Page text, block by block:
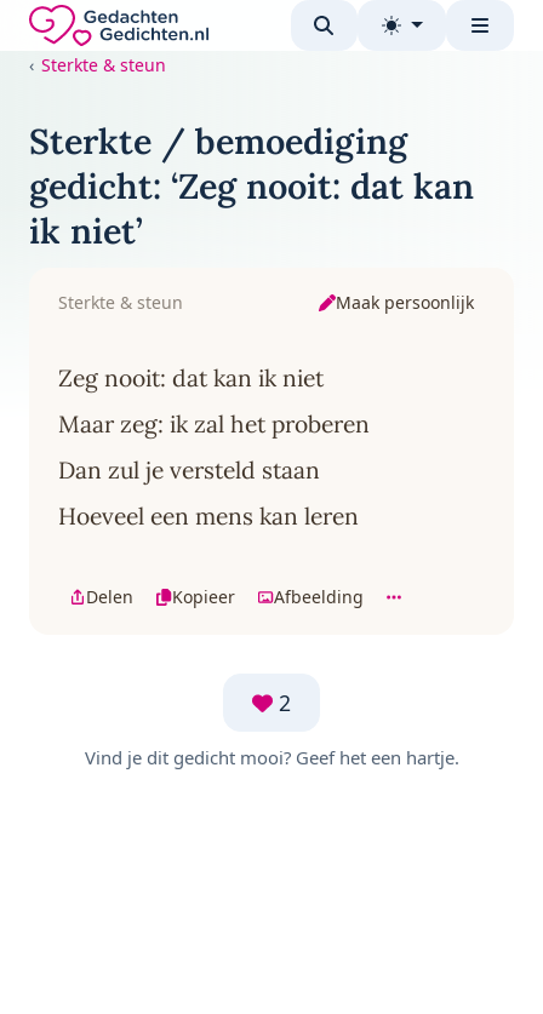
Direct naar de inhoud
Gedachten-Gedichten.nl — naar de homepage
Sterkte & steun
Sterkte / bemoediging
gedicht: ‘Zeg nooit: dat kan
ik niet’
Sterkte & steun Maak persoonlijk
Zeg nooit: dat kan ik niet
Maar zeg: ik zal het proberen
Dan zul je versteld staan
Hoeveel een mens kan leren
Delen Kopieer Afbeelding
2
Vind je dit gedicht mooi? Geef het een hartje.